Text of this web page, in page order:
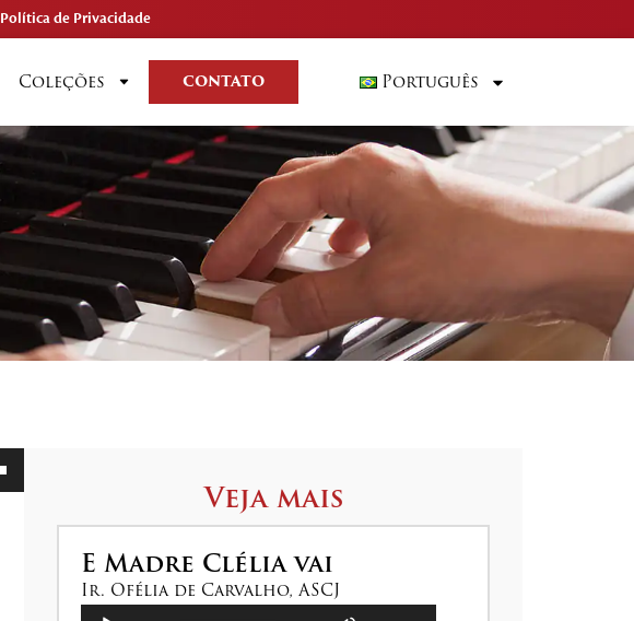
Política de Privacidade
Coleções CONTATO Português
Veja mais
E Madre Clélia vai
Ir. Ofélia de Carvalho, ASCJ
Tocador